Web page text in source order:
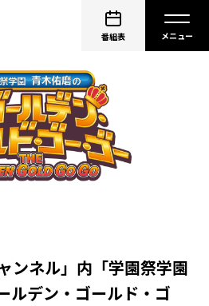
番組表
ンネル」内「学園祭学園
ルデン・ゴールド・ゴ